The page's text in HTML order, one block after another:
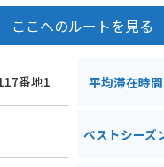
ここへのルートを見る
番地1 平均滞在時間
ベストシーズ